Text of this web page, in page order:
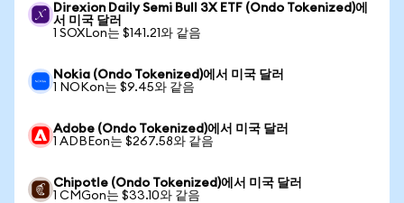
Direxion Daily Semi Bull 3X ETF (Ondo Tokenized)에
서 미국 달러
1 SOXLon는 $141.21와 같음
Nokia (Ondo Tokenized)에서 미국 달러
1 NOKon는 $9.45와 같음
Adobe (Ondo Tokenized)에서 미국 달러
1 ADBEon는 $267.58와 같음
Chipotle (Ondo Tokenized)에서 미국 달러
1 CMGon는 $33.10와 같음